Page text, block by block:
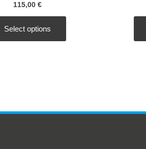
115,00 €
Select options